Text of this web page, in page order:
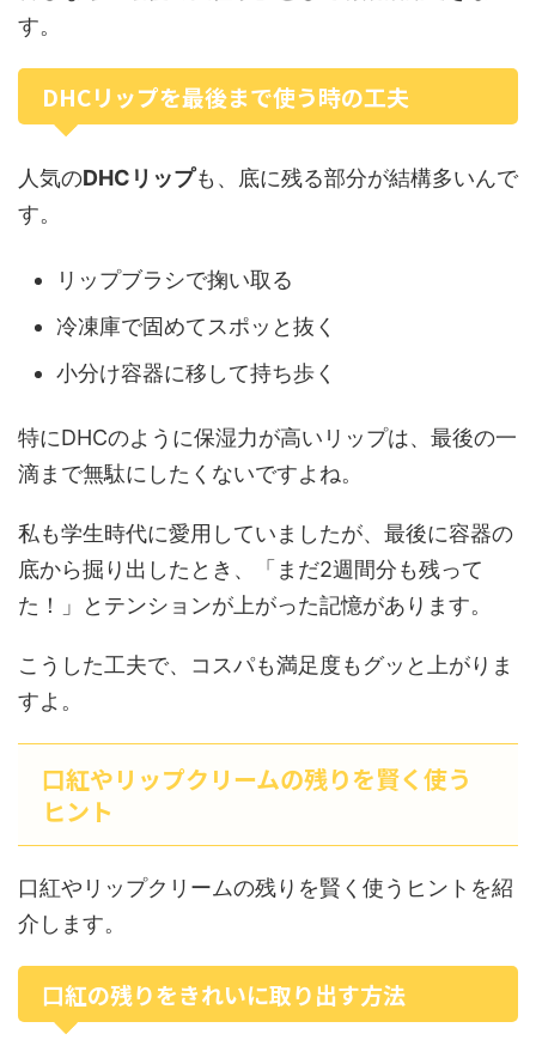
す。
DHCリップを最後まで使う時の工夫
人気のDHCリップも、底に残る部分が結構多いんで
す。
リップブラシで掬い取る
冷凍庫で固めてスポッと抜く
小分け容器に移して持ち歩く
特にDHCのように保湿力が高いリップは、最後の一
滴まで無駄にしたくないですよね。
私も学生時代に愛用していましたが、最後に容器の
底から掘り出したとき、「まだ2週間分も残って
た！」とテンションが上がった記憶があります。
こうした工夫で、コスパも満足度もグッと上がりま
すよ。
口紅やリップクリームの残りを賢く使う
ヒント
口紅やリップクリームの残りを賢く使うヒントを紹
介します。
口紅の残りをきれいに取り出す方法